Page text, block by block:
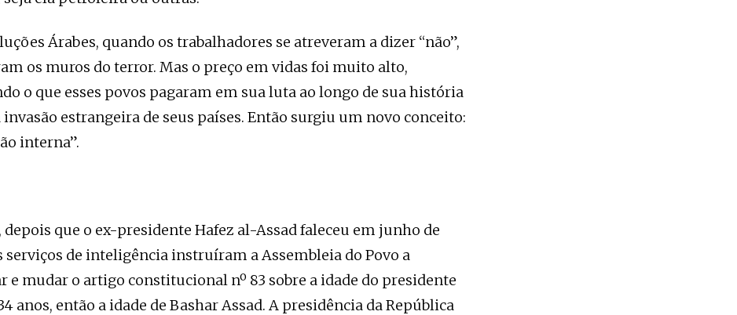
Árabes, quando os trabalhadores se atreveram a dizer “não”,
os muros do terror. Mas o preço em vidas foi muito alto,
o que esses povos pagaram em sua luta ao longo de sua história
invasão estrangeira de seus países. Então surgiu um novo conceito:
interna”.
depois que o ex-presidente Hafez al-Assad faleceu em junho de
serviços de inteligência instruíram a Assembleia do Povo a
e mudar o artigo constitucional nº 83 sobre a idade do presidente
anos, então a idade de Bashar Assad. A presidência da República